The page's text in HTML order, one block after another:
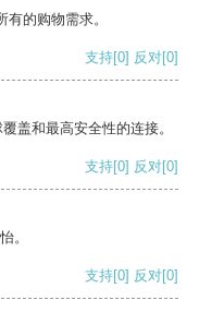
的购物需求。
支持[0] 反对[0]
盖和最高安全性的连接。
支持[0] 反对[0]
。
支持[0] 反对[0]